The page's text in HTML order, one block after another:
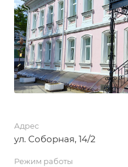
Адрес
ул. Соборная, 14/2
Режим работы